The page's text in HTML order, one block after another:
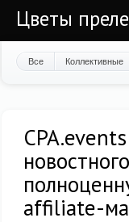
Цветы
Все Коллективные
affiliate-